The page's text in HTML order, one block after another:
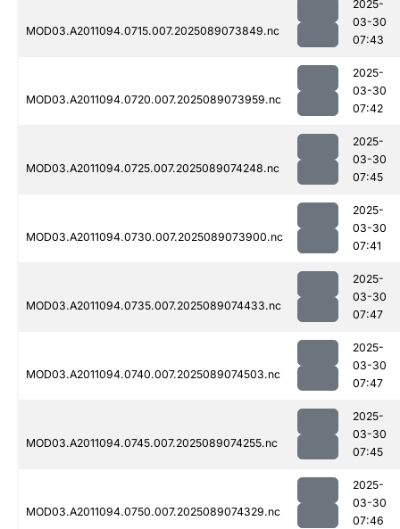
MOD03.A2011094.0715.007.2025089073849.nc
2025-
03-30
07:43
MOD03.A2011094.0720.007.2025089073959.nc
2025-
03-30
07:42
MOD03.A2011094.0725.007.2025089074248.nc
2025-
03-30
07:45
MOD03.A2011094.0730.007.2025089073900.nc
2025-
03-30
07:41
MOD03.A2011094.0735.007.2025089074433.nc
2025-
03-30
07:47
MOD03.A2011094.0740.007.2025089074503.nc
2025-
03-30
07:47
MOD03.A2011094.0745.007.2025089074255.nc
2025-
03-30
07:45
MOD03.A2011094.0750.007.2025089074329.nc
2025-
03-30
07:46